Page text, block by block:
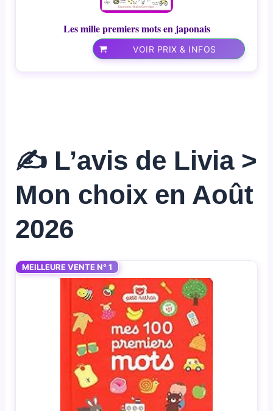
Les mille premiers mots en japonais
VOIR PRIX & INFOS
✍️ L’avis de Livia >
Mon choix en Août
2026
MEILLEURE VENTE N° 1